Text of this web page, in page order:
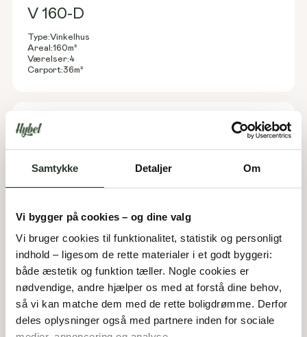
Samtykke Detaljer Om
Vi bygger på cookies – og dine valg
Vi bruger cookies til funktionalitet, statistik og personligt
indhold – ligesom de rette materialer i et godt byggeri:
både æstetik og funktion tæller. Nogle cookies er
nødvendige, andre hjælper os med at forstå dine behov,
så vi kan matche dem med de rette boligdrømme. Derfor
deles oplysninger også med partnere inden for sociale
V 160-D
Type:Vinkelhus
Areal:160m²
Værelser:4
Carport:36m²
L 139
Type:
Længehus
Areal:139 m²
Værelser: 4
Carport: